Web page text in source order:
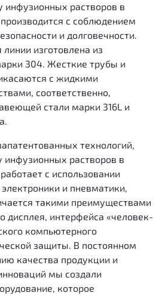
инфузионных растворов в
с соблюдением
и долговечности.
изготовлена из
304. Жесткие трубы и
с жидкими
соответственно,
стали марки 316L и
технологий,
инфузионных растворов в
с использовании
и пневматики,
такими преимуществами
дисплея, интерфейса «человек-
компьютерного
защиты. В постоянном
качества продукции и
мы создали
которое